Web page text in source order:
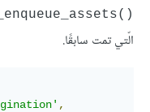
()my_enqueue_assets
الّتي تمت سابقًا.
,